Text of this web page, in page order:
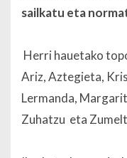
sailkatu eta
Herri hauetako
Ariz, Aztegieta,
Lermanda,
Zuhatzu eta